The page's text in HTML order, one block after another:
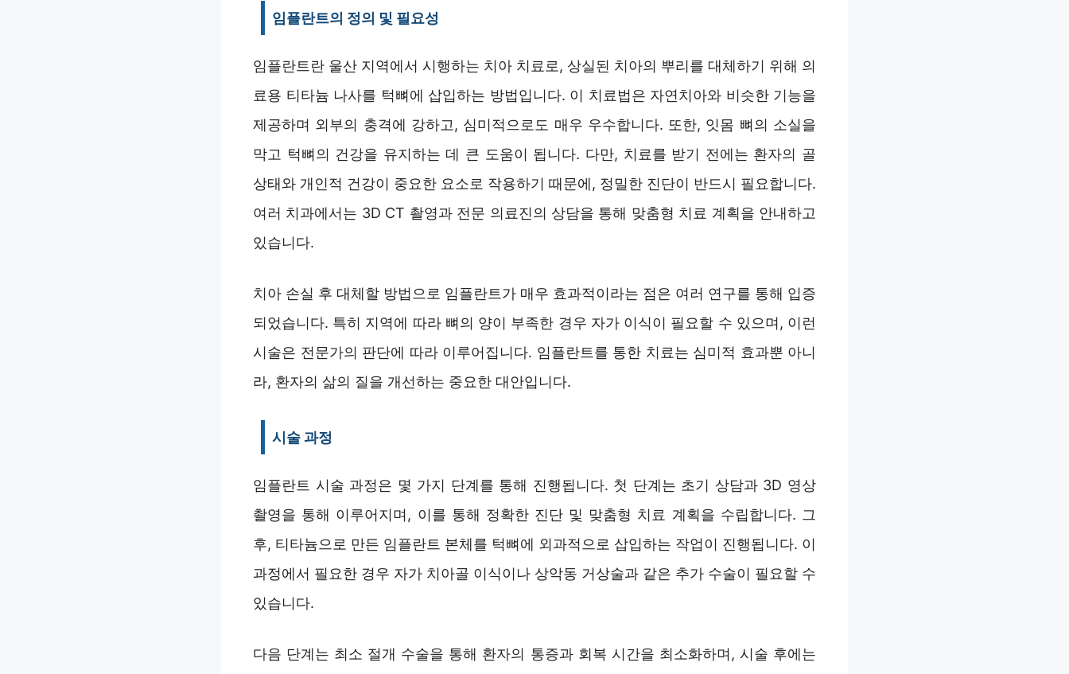
임플란트의 정의 및 필요성
임플란트란 울산 지역에서 시행하는 치아 치료로, 상실된 치아의 뿌리를 대체하기 위해 의
료용 티타늄 나사를 턱뼈에 삽입하는 방법입니다. 이 치료법은 자연치아와 비슷한 기능을
제공하며 외부의 충격에 강하고, 심미적으로도 매우 우수합니다. 또한, 잇몸 뼈의 소실을
막고 턱뼈의 건강을 유지하는 데 큰 도움이 됩니다. 다만, 치료를 받기 전에는 환자의 골
상태와 개인적 건강이 중요한 요소로 작용하기 때문에, 정밀한 진단이 반드시 필요합니다.
여러 치과에서는 3D CT 촬영과 전문 의료진의 상담을 통해 맞춤형 치료 계획을 안내하고
있습니다.
치아 손실 후 대체할 방법으로 임플란트가 매우 효과적이라는 점은 여러 연구를 통해 입증
되었습니다. 특히 지역에 따라 뼈의 양이 부족한 경우 자가 이식이 필요할 수 있으며, 이런
시술은 전문가의 판단에 따라 이루어집니다. 임플란트를 통한 치료는 심미적 효과뿐 아니
라, 환자의 삶의 질을 개선하는 중요한 대안입니다.
시술 과정
임플란트 시술 과정은 몇 가지 단계를 통해 진행됩니다. 첫 단계는 초기 상담과 3D 영상
촬영을 통해 이루어지며, 이를 통해 정확한 진단 및 맞춤형 치료 계획을 수립합니다. 그
후, 티타늄으로 만든 임플란트 본체를 턱뼈에 외과적으로 삽입하는 작업이 진행됩니다. 이
과정에서 필요한 경우 자가 치아골 이식이나 상악동 거상술과 같은 추가 수술이 필요할 수
있습니다.
다음 단계는 최소 절개 수술을 통해 환자의 통증과 회복 시간을 최소화하며, 시술 후에는